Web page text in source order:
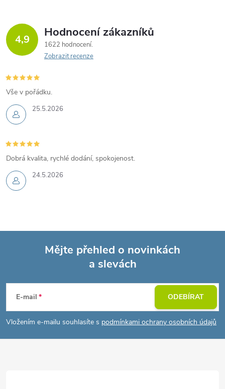
4,9 Hodnocení zákazníků
1622 hodnocení
Zobrazit recenze
25.5.2026
Vše v pořádku.
24.5.2026
Dobrá kvalita, rychlé dodání, spokojenost.
p
a
Mějte přehled o novinkách
a slevách
E-mail
Vložením e-mailu souhlasíte s podmínkami ochrany osobních údajů
ODEBÍRAT